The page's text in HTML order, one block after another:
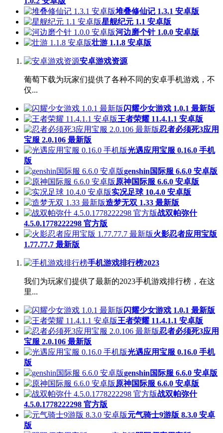
堆叠修仙记 1.3.1 安卓版
星舰纪元 1.1 安卓版
河边磨个针 1.0.0 安卓版
壮游 1.1.8 安卓版
安卓游戏资源
葡萄下载为玩家们提供了各种不同的安卓手机游戏，不
仅...
闪耀少女游戏 1.0.1 最新版
王者荣耀 11.4.1.1 安卓版
忍者必须死3应用
宝服 2.0.106 最新版
光遇应用宝服 0.16.0 手机
版
genshin国际服 6.6.0 安卓版
原神国际服 6.6.0 安卓版
实况足球 10.4.0 安卓版
造梦无双 1.33 最新版
战双帕弥什
4.5.0.1778222298 官方版
火影忍者应用宝版
1.77.77.7 最新版
手机游戏排行榜2023
我们为玩家们提供了最新的2023手机游戏排行榜，在这
里...
闪耀少女游戏 1.0.1 最新版
王者荣耀 11.4.1.1 安卓版
忍者必须死3应用
宝服 2.0.106 最新版
光遇应用宝服 0.16.0 手机
版
genshin国际服 6.6.0 安卓版
原神国际服 6.6.0 安卓版
战双帕弥什
4.5.0.1778222298 官方版
元气骑士9游版 8.3.0 安卓
版